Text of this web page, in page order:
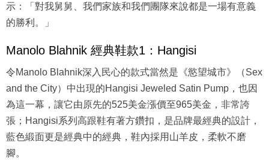
示：「對我舅舅、我們家族和我們團隊來說都是一場有意義
的勝利。」
Manolo Blahnik 經典鞋款1：Hangisi
令Manolo Blahnik深入民心的款式當然是《慾望城市》（Sex
and the City）中出現的Hangisi Jeweled Satin Pump，也因
為這一幕，讓它由原先的525美金漲價至965美金，非常誇
張；Hangisi系列高跟鞋有著方鑽扣，是品牌最經典的設計，
藍色緞面更是經典中的經典，鞋內採用山羊皮，柔軟不磨
腳。